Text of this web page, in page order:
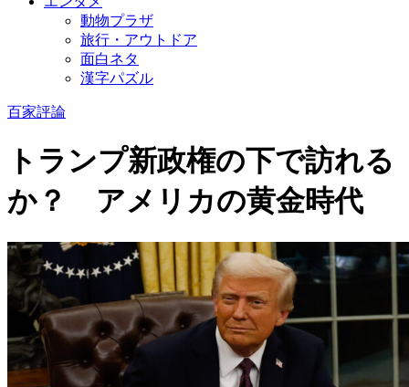
動物プラザ
旅行・アウトドア
面白ネタ
漢字パズル
百家評論
トランプ新政権の下で訪れる
か？ アメリカの黄金時代